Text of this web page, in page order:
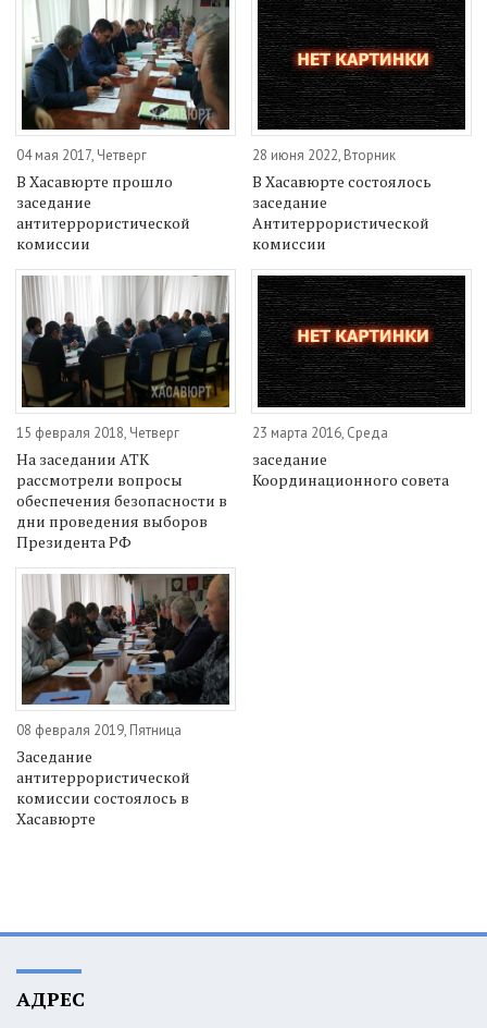
04 мая 2017, Четверг
В Хасавюрте прошло
заседание
антитеррористической
комиссии
28 июня 2022, Вторник
В Хасавюрте состоялось
заседание
Антитеррористической
комиссии
15 февраля 2018, Четверг
На заседании АТК
рассмотрели вопросы
обеспечения безопасности в
дни проведения выборов
Президента РФ
23 марта 2016, Среда
заседание
Координационного совета
08 февраля 2019, Пятница
Заседание
антитеррористической
комиссии состоялось в
Хасавюрте
АДРЕС